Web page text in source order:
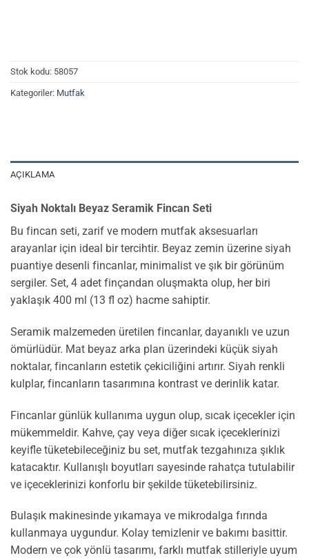
Stok kodu: 58057
Kategoriler: Mutfak
AÇIKLAMA
Siyah Noktalı Beyaz Seramik Fincan Seti
Bu fincan seti, zarif ve modern mutfak aksesuarları
arayanlar için ideal bir tercihtir. Beyaz zemin üzerine siyah
puantiye desenli fincanlar, minimalist ve şık bir görünüm
sergiler. Set, 4 adet finçandan oluşmakta olup, her biri
yaklaşık 400 ml (13 fl oz) hacme sahiptir.
Seramik malzemeden üretilen fincanlar, dayanıklı ve uzun
ömürlüdür. Mat beyaz arka plan üzerindeki küçük siyah
noktalar, fincanların estetik çekiciliğini artırır. Siyah renkli
kulplar, fincanların tasarımına kontrast ve derinlik katar.
Fincanlar günlük kullanıma uygun olup, sıcak içecekler için
mükemmeldir. Kahve, çay veya diğer sıcak içeceklerinizi
keyifle tüketebileceğiniz bu set, mutfak tezgahınıza şıklık
katacaktır. Kullanışlı boyutları sayesinde rahatça tutulabilir
ve içeceklerinizi konforlu bir şekilde tüketebilirsiniz.
Bulaşık makinesinde yıkamaya ve mikrodalga fırında
kullanmaya uygundur. Kolay temizlenir ve bakımı basittir.
Modern ve çok yönlü tasarımı, farklı mutfak stilleriyle uyum